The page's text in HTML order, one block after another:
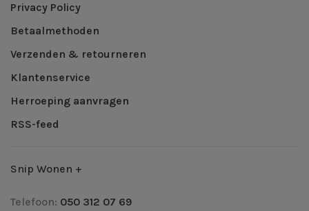
Privacy Policy
Betaalmethoden
Verzenden & retourneren
Klantenservice
Herroeping aanvragen
RSS-feed
Snip Wonen +
Telefoon: 050 312 07 69